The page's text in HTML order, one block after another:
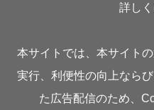
詳し
本サイトでは、本サイト
実行、利便性の向上なら
た広告配信のため、